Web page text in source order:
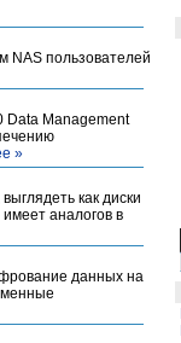
NAS пользователей
Data Management
»
как диски
аналогов в
данных на